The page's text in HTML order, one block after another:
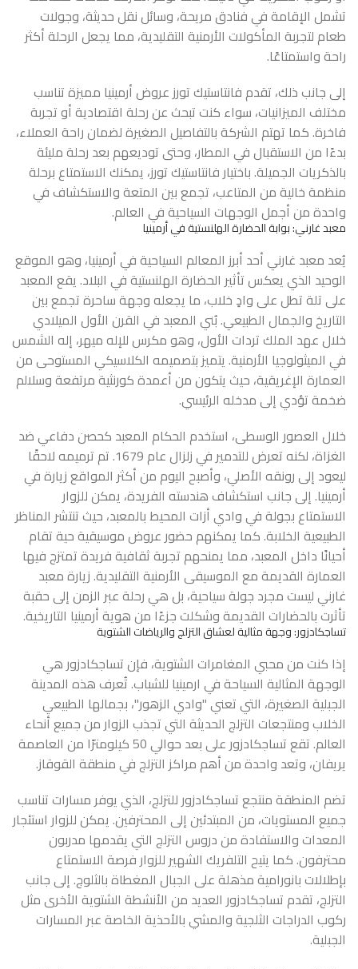
تشمل الإقامة في فنادق مريحة، وسائل نقل حديثة، وجولات
طعام لتجربة المأكولات الأرمنية التقليدية، مما يجعل الرحلة أكثر
راحة واستمتاعًا.
إلى جانب ذلك، تقدم فانتاستيك تورزعروض أرمينيا مميزة تناسب
مختلف الميزانيات، سواء كنت تبحث عن رحلة اقتصادية أو تجربة
فاخرة. كما تهتم الشركة بالتفاصيل الصغيرة لضمان راحة العملاء،
بدءًا من الاستقبال في المطار، وحتى توديعهم بعد رحلة مليئة
بالذكريات الجميلة. باختيار فانتاستيك تورز، يمكنك الاستمتاع برحلة
منظمة خالية من المتاعب، تجمع بين المتعة والاستكشاف في
واحدة من أجمل الوجهات السياحية في العالم.
معبد غارني: بوابة الحضارة الهلنستية في أرمينيا
يُعد معبد غارني أحد أبرز المعالم السياحية في أرمينيا، وهو الموقع
الوحيد الذي يعكس تأثير الحضارة الهلنستية في البلاد. يقع المعبد
على تلة تطل على وادٍ خلاب، ما يجعله وجهة ساحرة تجمع بين
التاريخ والجمال الطبيعي. بُني المعبد في القرن الأول الميلادي
خلال عهد الملك تردات الأول، وهو مكرس للإله ميهر، إله الشمس
في الميثولوجيا الأرمنية. يتميز بتصميمه الكلاسيكي المستوحى من
العمارة الإغريقية، حيث يتكون من أعمدة كورنثية مرتفعة وسلالم
ضخمة تؤدي إلى مدخله الرئيسي.
خلال العصور الوسطى، استخدم الحكام المعبد كحصن دفاعي ضد
الغزاة، لكنه تعرض للتدمير في زلزال عام 1679. تم ترميمه لاحقًا
ليعود إلى رونقه الأصلي، وأصبح اليوم من أكثر المواقع زيارة في
أرمينيا. إلى جانب استكشاف هندسته الفريدة، يمكن للزوار
الاستمتاع بجولة في وادي أزات المحيط بالمعبد، حيث تنتشر المناظر
الطبيعية الخلابة. كما يمكنهم حضور عروض موسيقية حية تقام
أحيانًا داخل المعبد، مما يمنحهم تجربة ثقافية فريدة تمتزج فيها
العمارة القديمة مع الموسيقى الأرمنية التقليدية. زيارة معبد
غارني ليست مجرد جولة سياحية، بل هي رحلة عبر الزمن إلى حقبة
تأثرت بالحضارات القديمة وشكلت جزءًا من هوية أرمينيا التاريخية.
تساجكادزور: وجهة مثالية لعشاق التزلج والرياضات الشتوية
إذا كنت من محبي المغامرات الشتوية، فإن تساجكادزور هي
الوجهة المثالية السياحة في ارمينيا للشباب. تُعرف هذه المدينة
الجبلية الصغيرة، التي تعني "وادي الزهور"، بجمالها الطبيعي
الخلاب ومنتجعات التزلج الحديثة التي تجذب الزوار من جميع أنحاء
العالم. تقع تساجكادزور على بعد حوالي 50 كيلومترًا من العاصمة
يريفان، وتعد واحدة من أهم مراكز التزلج في منطقة القوقاز.
تضم المنطقة منتجع تساجكادزور للتزلج، الذي يوفر مسارات تناسب
جميع المستويات، من المبتدئين إلى المحترفين. يمكن للزوار استئجار
المعدات والاستفادة من دروس التزلج التي يقدمها مدربون
محترفون. كما يتيح التلفريك الشهير للزوار فرصة الاستمتاع
بإطلالات بانورامية مذهلة على الجبال المغطاة بالثلوج. إلى جانب
التزلج، تقدم تساجكادزور العديد من الأنشطة الشتوية الأخرى مثل
ركوب الدراجات الثلجية والمشي بالأحذية الخاصة عبر المسارات
الجبلية.